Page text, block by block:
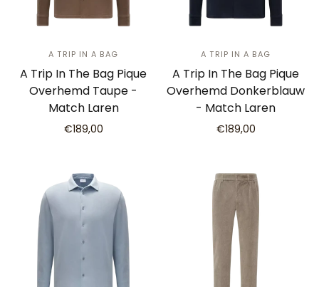
A TRIP IN A BAG
A Trip In The Bag Pique
Overhemd Taupe -
Match Laren
€189,00
A TRIP IN A BAG
A Trip In The Bag Pique
Overhemd Donkerblauw
- Match Laren
€189,00